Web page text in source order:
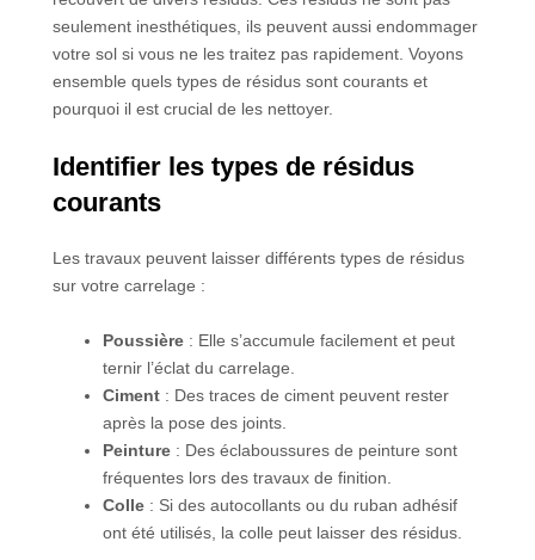
seulement inesthétiques, ils peuvent aussi endommager
votre sol si vous ne les traitez pas rapidement. Voyons
ensemble quels types de résidus sont courants et
pourquoi il est crucial de les nettoyer.
Identifier les types de résidus
courants
Les travaux peuvent laisser différents types de résidus
sur votre carrelage :
Poussière : Elle s’accumule facilement et peut
ternir l’éclat du carrelage.
Ciment : Des traces de ciment peuvent rester
après la pose des joints.
Peinture : Des éclaboussures de peinture sont
fréquentes lors des travaux de finition.
Colle : Si des autocollants ou du ruban adhésif
ont été utilisés, la colle peut laisser des résidus.